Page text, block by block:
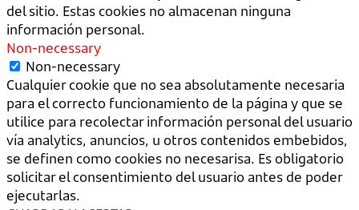
del sitio. Estas cookies no almacenan ninguna
información personal.
Non-necessary
Non-necessary
Cualquier cookie que no sea absolutamente necesaria
para el correcto funcionamiento de la página y que se
utilice para recolectar información personal del usuario
vía analytics, anuncios, u otros contenidos embebidos,
se definen como cookies no necesarisa. Es obligatorio
solicitar el consentimiento del usuario antes de poder
ejecutarlas.